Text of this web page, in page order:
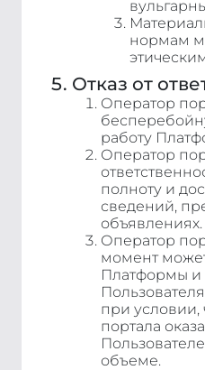
нормам
Отказ от
Оператор
работу
Оператор
полноту и
сведений,
объявлениях.
Оператор
момент
Платформы и
при условии,
портала
объеме.